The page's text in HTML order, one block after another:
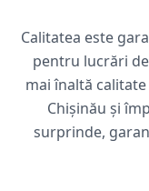
Calitatea este
pentru lucrări
mai înaltă
Chișinău și
surprinde,